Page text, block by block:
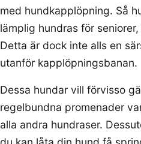
med hundkapplöpning. Så
lämplig hundras för
Detta är dock inte alls en
utanför kapplöpningsbanan.
Dessa hundar vill förvisso
regelbundna promenader
alla andra hundraser.